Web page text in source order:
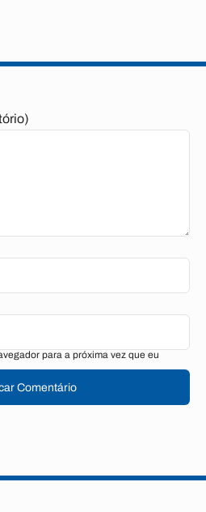
para a próxima vez que eu
Comentário